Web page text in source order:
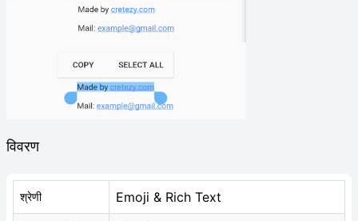
विवरण
श्रेणी Emoji & Rich Text